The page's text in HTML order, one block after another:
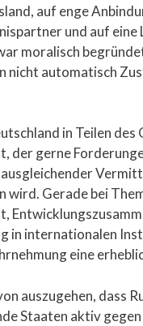
auf enge
und auf eine
moralisch
nicht automatisch
in Teilen des
der gerne
wird. Gerade bei
in internationalen
eine
auszugehen, dass
Staaten aktiv